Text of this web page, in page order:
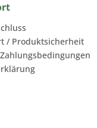
/ Produktsicherheit